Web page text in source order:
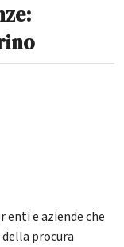
e aziende che
procura